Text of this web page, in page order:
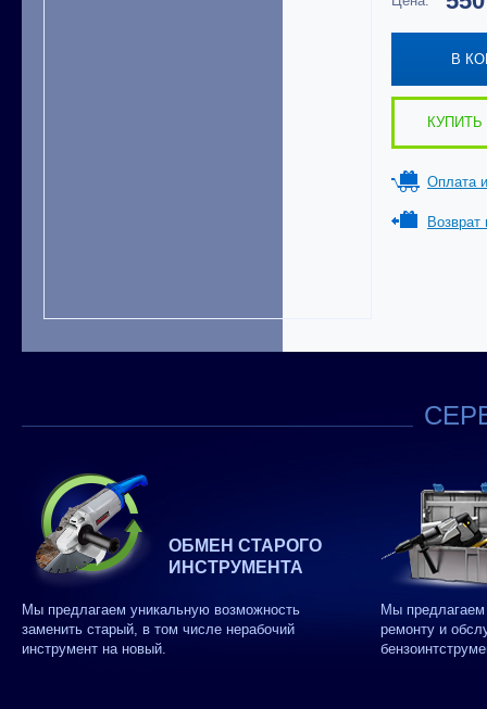
В
КУПИТЬ
Оплата
Возврат
ОБМЕН СТАРОГО
ИНСТРУМЕНТА
Мы предлагаем уникальную возможность
заменить старый, в том числе нерабочий
инструмент на новый.
Мы
ремонту и